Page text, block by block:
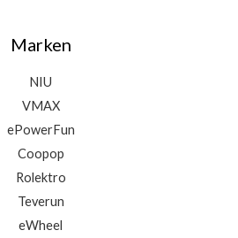
Marken
NIU
VMAX
ePowerFun
Coopop
Rolektro
Teverun
eWheel